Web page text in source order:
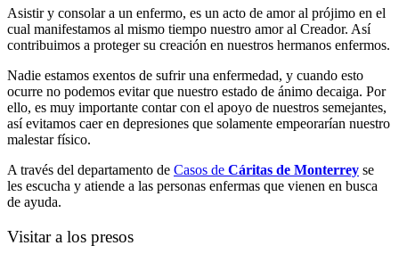
Asistir y consolar a un enfermo, es un acto de amor al prójimo en el
cual manifestamos al mismo tiempo nuestro amor al Creador. Así
contribuimos a proteger su creación en nuestros hermanos enfermos.
Nadie estamos exentos de sufrir una enfermedad, y cuando esto
ocurre no podemos evitar que nuestro estado de ánimo decaiga. Por
ello, es muy importante contar con el apoyo de nuestros semejantes,
así evitamos caer en depresiones que solamente empeorarían nuestro
malestar físico.
A través del departamento de Casos de Cáritas de Monterrey se
les escucha y atiende a las personas enfermas que vienen en busca
de ayuda.
Visitar a los presos